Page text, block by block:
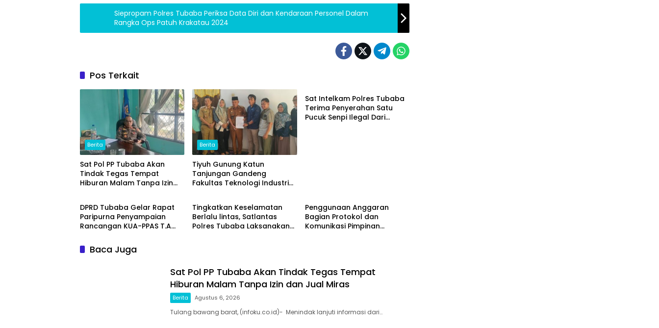
Siepropam Polres Tubaba Periksa Data Diri dan Kendaraan Personel Dalam
Rangka Ops Patuh Krakatau 2024
Pos Terkait
Berita
Sat Pol PP Tubaba Akan
Tindak Tegas Tempat
Hiburan Malam Tanpa Izin
Berita
Tiyuh Gunung Katun
Tanjungan Gandeng
Fakultas Teknologi Industri
Unggulan
Sat Intelkam Polres Tubaba
Terima Penyerahan Satu
Pucuk Senpi Ilegal Dari
Berita
DPRD Tubaba Gelar Rapat
Paripurna Penyampaian
Rancangan KUA-PPAS T.A
Berita
Tingkatkan Keselamatan
Berlalu lintas, Satlantas
Polres Tubaba Laksanakan
Penggunaan Anggaran
Bagian Protokol dan
Komunikasi Pimpinan
Baca Juga
Sat Pol PP Tubaba Akan Tindak Tegas Tempat
Hiburan Malam Tanpa Izin dan Jual Miras
Berita Agustus 6, 2026
Tulang bawang barat, (infoku.co.id)- Menindak lanjuti informasi dari…